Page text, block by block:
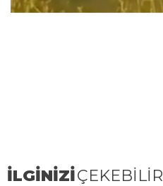
İLGİNİZİÇEKEBİLİR